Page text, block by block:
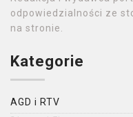
odpowiedzialności ze
na stronie.
Kategorie
AGD i RTV